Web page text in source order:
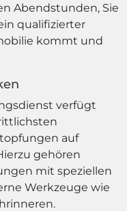
Abendstunden, Sie
qualifizierter
kommt und
verfügt
auf
gehören
mit speziellen
Werkzeuge wie